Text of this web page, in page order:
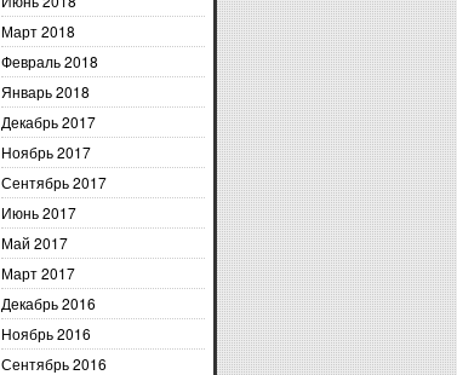
Март 2018
Февраль 2018
Январь 2018
Декабрь 2017
Ноябрь 2017
Сентябрь 2017
Июнь 2017
Май 2017
Март 2017
Декабрь 2016
Ноябрь 2016
Сентябрь 2016